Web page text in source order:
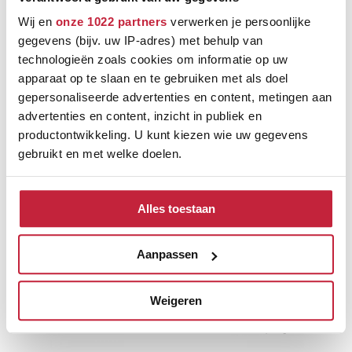
Wij en onze 1022 partners verwerken je persoonlijke
gegevens (bijv. uw IP-adres) met behulp van
technologieën zoals cookies om informatie op uw
apparaat op te slaan en te gebruiken met als doel
gepersonaliseerde advertenties en content, metingen aan
advertenties en content, inzicht in publiek en
productontwikkeling. U kunt kiezen wie uw gegevens
gebruikt en met welke doelen.
Als u het toestaat, willen we ook graag:
Informatie verzamelen over uw geografische
locatie, die tot een paar meter nauwkeurig kan zijn
Uw apparaat identificeren door het actief te
scannen op specifieke eigenschappen (fingerprinting)
verwerkt en stel uw voorkeuren in het
U kunt uw toestemming op elk moment wijzigen of
Alles toestaan
Aanpassen
Weigeren
Ontdek de verschillende